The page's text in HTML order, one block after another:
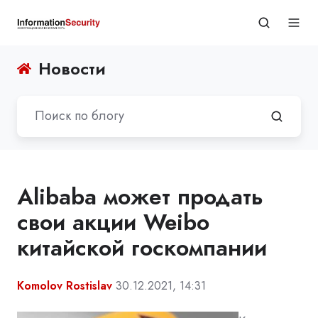
Новости
Alibaba может продать
свои акции Weibo
китайской госкомпании
Komolov Rostislav 30.12.2021, 14:31